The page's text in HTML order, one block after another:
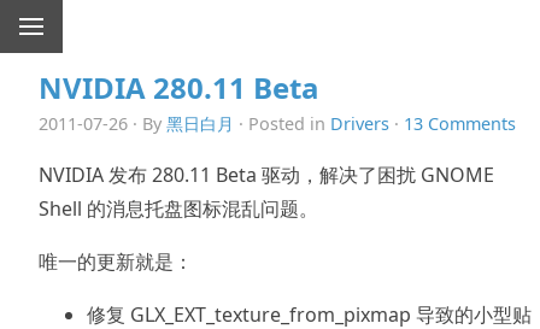
NVIDIA 280.11 Beta
2011-07-26 · By 黑日白月 · Posted in Drivers · 13 Comments
NVIDIA 发布 280.11 Beta 驱动，解决了困扰 GNOME
Shell 的消息托盘图标混乱问题。
唯一的更新就是：
修复 GLX_EXT_texture_from_pixmap 导致的小型贴